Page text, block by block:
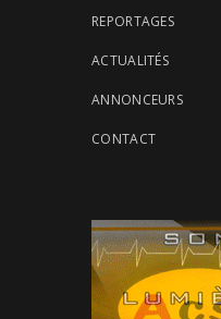
REPORTAGES
ACTUALITÉS
ANNONCEURS
CONTACT